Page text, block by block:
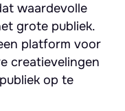
waardevolle
grote publiek.
platform voor
creatievelingen
op te